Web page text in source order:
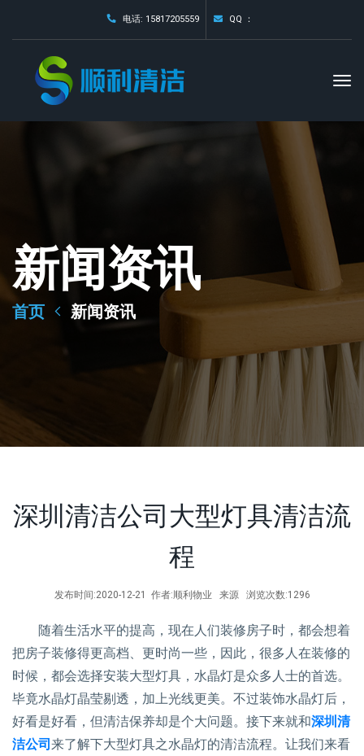
电话: 15817205559 QQ ：
新闻资讯
首页 新闻资讯
深圳清洁公司大型灯具清洁流
程
发布时间:2020-12-21 作者:顺利物业 来源 浏览次数:1296
随着生活水平的提高，现在人们装修房子时，都会想着
把房子装修得更高档、更时尚一些，因此，很多人在装修的
时候，都会选择安装大型灯具，水晶灯是众多人士的首选。
毕竟水晶灯晶莹剔透，加上光线更美。不过装饰水晶灯后，
好看是好看，但清洁保养却是个大问题。接下来就和深圳清
洁公司来了解下大型灯具之水晶灯的清洁流程。让我们来看